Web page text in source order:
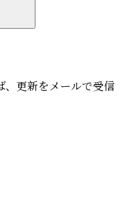
、更新をメールで受信